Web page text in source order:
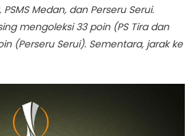
Medan, dan Perseru Serui.
mengoleksi 33 poin (PS Tira dan
(Perseru Serui). Sementara, jarak ke